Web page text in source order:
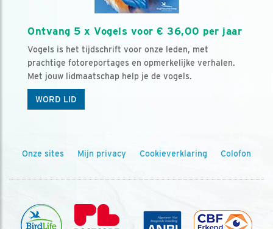
Ontvang 5 x Vogels voor € 36,00 per jaar
Vogels is het tijdschrift voor onze leden, met
prachtige fotoreportages en opmerkelijke verhalen.
Met jouw lidmaatschap help je de vogels.
WORD LID
Onze sites Mijn privacy Cookieverklaring Colofon